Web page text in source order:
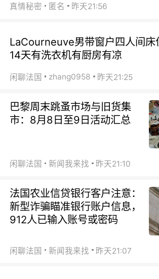
真情秘密 匿名 昨天21:56
LaCourneuve男带窗户四人间床
14天有洗衣机有厨房有凉
闲聊法国 zhang0958 昨天21:25
巴黎周末跳蚤市场与旧货集
市：8月8日至9日活动汇总
闲聊法国 新闻我来找 昨天21:10
法国农业信贷银行客户注意：
新型诈骗瞄准银行账户信息，
912人已输入账号或密码
闲聊法国 新闻我来找 昨天21:07